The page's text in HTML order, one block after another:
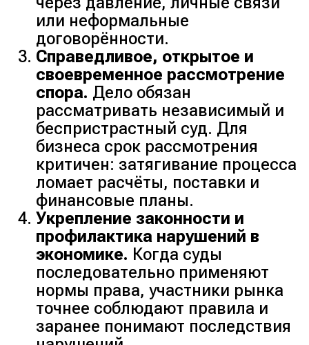
или неформальные
договорённости.
Справедливое, открытое и
своевременное рассмотрение
спора. Дело обязан
рассматривать независимый и
беспристрастный суд. Для
бизнеса срок рассмотрения
критичен: затягивание процесса
ломает расчёты, поставки и
финансовые планы.
Укрепление законности и
профилактика нарушений в
экономике. Когда суды
последовательно применяют
нормы права, участники рынка
точнее соблюдают правила и
заранее понимают последствия